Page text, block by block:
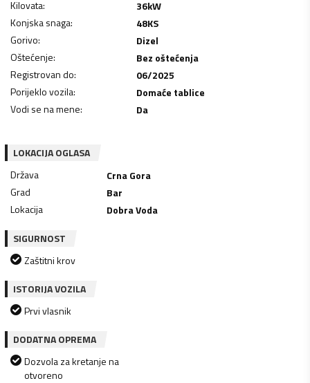
Kilovata: 36kW
Konjska snaga: 48KS
Gorivo:
Dizel
Oštećenje:
Bez oštećenja
Registrovan do:
06/2025
Porijeklo vozila:
Domaće tablice
Vodi se na mene: Da
LOKACIJA OGLASA
Država
Crna Gora
Grad
Bar
Lokacija
Dobra Voda
SIGURNOST
Zaštitni krov
ISTORIJA VOZILA
Prvi vlasnik
DODATNA OPREMA
Dozvola za kretanje na
otvoreno